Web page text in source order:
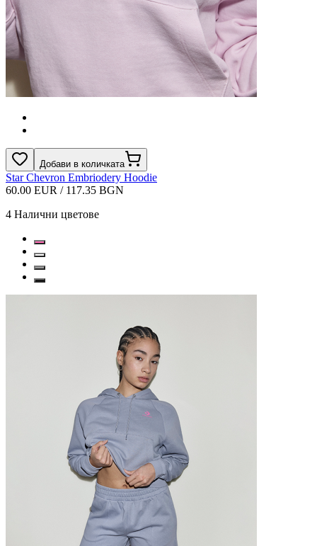
Добави в количката
Star Chevron Embriodery Hoodie
60.00 EUR / 117.35 BGN
4 Налични цветове